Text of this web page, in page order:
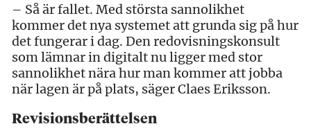
– Så är fallet. Med största sannolikhet
kommer det nya systemet att grunda sig på hur
det fungerar i dag. Den redovisningskonsult
som lämnar in digitalt nu ligger med stor
sannolikhet nära hur man kommer att jobba
när lagen är på plats, säger Claes Eriksson.
Revisionsberättelsen